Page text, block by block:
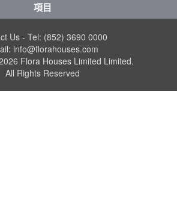
項目
Us - Tel: (852) 3690 0000
info@florahouses.com
Flora Houses Limited Limited.
All Rights Reserved